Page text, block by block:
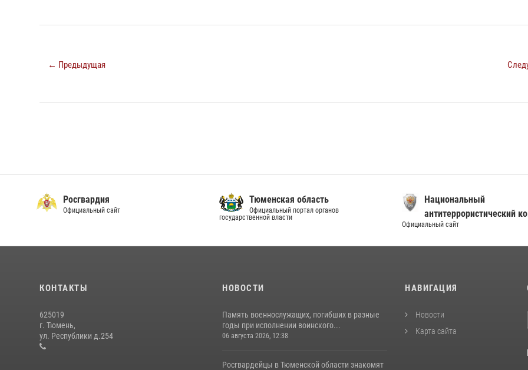
← Предыдущая
Росгвардия
Официальный сайт
Тюменская область
Официальный портал органов
государственной власти
Национальный
антитеррористический
Официальный сайт
КОНТАКТЫ
625019
г. Тюмень,
ул. Республики д.254
НОВОСТИ
Память военнослужащих, погибших в разные
годы при исполнении воинского...
06 августа 2026, 12:38
Росгвардейцы в Тюменской области знакомят
НАВИГАЦИЯ
Новости
Карта сайта